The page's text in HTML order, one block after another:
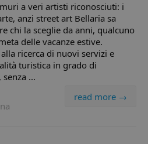
a veri artisti riconosciuti: i
anzi street art Bellaria sa
chi la sceglie da anni, qualcuno
delle vacanze estive.
ricerca di nuovi servizi e
turistica in grado di
...
read more →